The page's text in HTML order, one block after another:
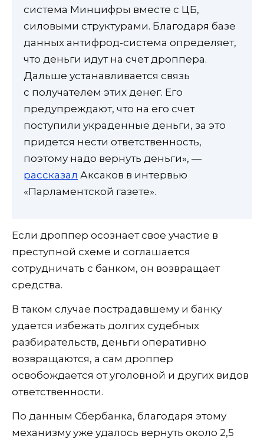
система Минцифры вместе с ЦБ,
силовыми структурами. Благодаря базе
данных антифрод-система определяет,
что деньги идут на счет дроппера.
Дальше устанавливается связь
с получателем этих денег. Его
предупреждают, что на его счет
поступили украденные деньги, за это
придется нести ответственность,
поэтому надо вернуть деньги», —
рассказал Аксаков в интервью
«Парламентской газете».
Если дроппер осознает свое участие в
преступной схеме и соглашается
сотрудничать с банком, он возвращает
средства.
В таком случае пострадавшему и банку
удается избежать долгих судебных
разбирательств, деньги оперативно
возвращаются, а сам дроппер
освобождается от уголовной и других видов
ответственности.
По данным Сбербанка, благодаря этому
механизму уже удалось вернуть около 2,5